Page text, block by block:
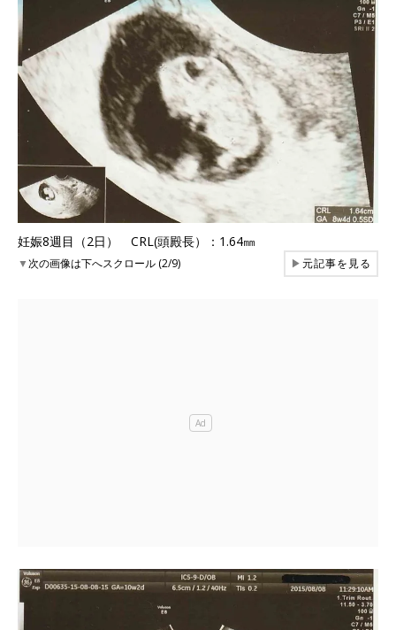
妊娠8週目（2日） CRL(頭殿長）：1.64㎜
▼次の画像は下へスクロール (2/9) ▶元記事を見る